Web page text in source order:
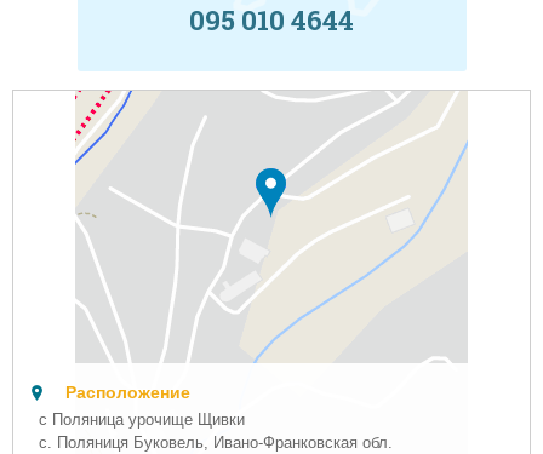
095 010 4644
Расположение
с Поляница урочище Щивки
с. Поляниця Буковель, Ивано-Франковская обл.